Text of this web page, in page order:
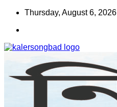
Skip
content
Thursday, August 6, 2026
কালের সংবাদ
www.kalersongbad.com